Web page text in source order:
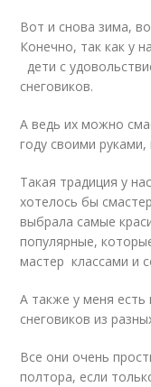
Вот и снова зима,
Конечно, так как у
дети с
снеговиков.
А ведь их можно
году своими
Такая традиция у
хотелось бы
выбрала самые
популярные,
мастер классами и
А также у меня
снеговиков из
Все они очень
полтора, если